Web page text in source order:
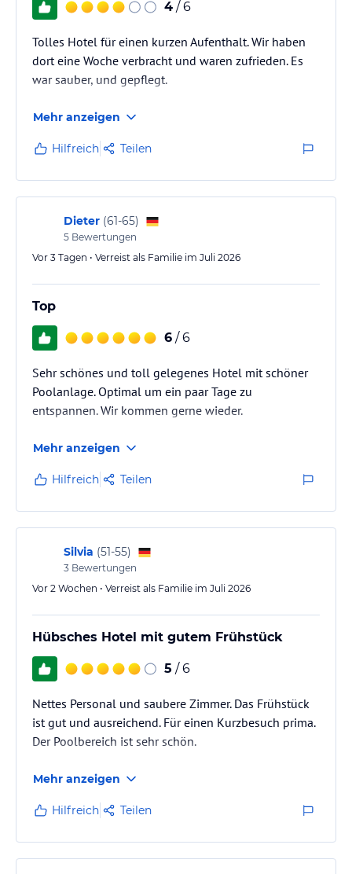
4 / 6
Tolles Hotel für einen kurzen Aufenthalt. Wir haben
dort eine Woche verbracht und waren zufrieden. Es
war sauber, und gepflegt.
Mehr anzeigen
Hilfreich Teilen
Dieter (61-65)
5 Bewertungen
Vor 3 Tagen • Verreist als Familie im Juli 2026
Top
6 / 6
Sehr schönes und toll gelegenes Hotel mit schöner
Poolanlage. Optimal um ein paar Tage zu
entspannen. Wir kommen gerne wieder.
Mehr anzeigen
Hilfreich Teilen
Silvia (51-55)
3 Bewertungen
Vor 2 Wochen • Verreist als Familie im Juli 2026
Hübsches Hotel mit gutem Frühstück
5 / 6
Nettes Personal und saubere Zimmer. Das Frühstück
ist gut und ausreichend. Für einen Kurzbesuch prima.
Der Poolbereich ist sehr schön.
Mehr anzeigen
Hilfreich Teilen